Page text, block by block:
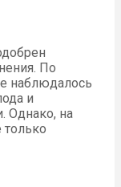
По
наблюдалось
и
Однако, на
только